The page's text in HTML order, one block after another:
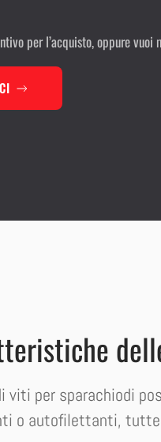
per l’acquisto, oppure
viti per sparachiodi
o autofilettanti,